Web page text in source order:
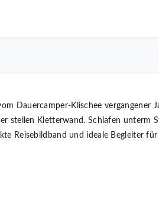
Dauercamper-Klischee vergangener
steilen Kletterwand. Schlafen unterm
Reisebildband und ideale Begleiter